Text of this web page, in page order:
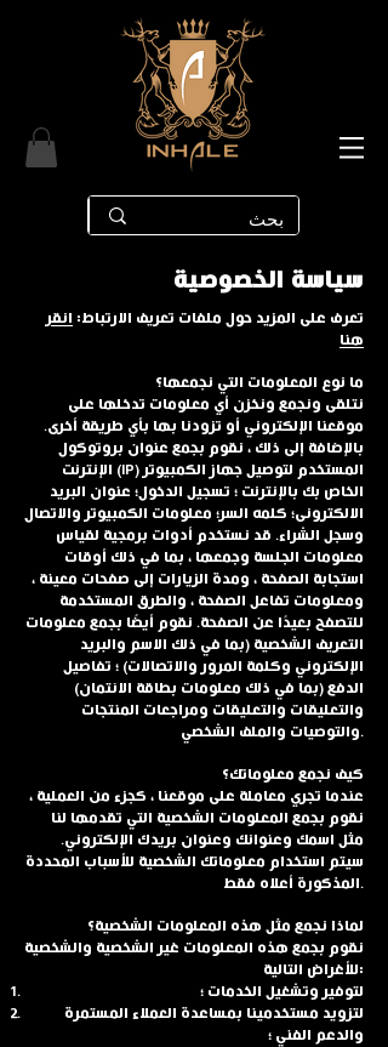
سياسة الخصوصية
تعرف على المزيد حول ملفات تعريف الارتباط: انقر
هنا
ما نوع المعلومات التي نجمعها؟
نتلقى ونجمع ونخزن أي معلومات تدخلها على
موقعنا الإلكتروني أو تزودنا بها بأي طريقة أخرى.
بالإضافة إلى ذلك ، نقوم بجمع عنوان بروتوكول
الإنترنت (IP) المستخدم لتوصيل جهاز الكمبيوتر
الخاص بك بالإنترنت ؛ تسجيل الدخول؛ عنوان البريد
الالكترونى؛ كلمه السر؛ معلومات الكمبيوتر والاتصال
وسجل الشراء. قد نستخدم أدوات برمجية لقياس
معلومات الجلسة وجمعها ، بما في ذلك أوقات
استجابة الصفحة ، ومدة الزيارات إلى صفحات معينة ،
ومعلومات تفاعل الصفحة ، والطرق المستخدمة
للتصفح بعيدًا عن الصفحة. نقوم أيضًا بجمع معلومات
التعريف الشخصية (بما في ذلك الاسم والبريد
الإلكتروني وكلمة المرور والاتصالات) ؛ تفاصيل
الدفع (بما في ذلك معلومات بطاقة الائتمان)
والتعليقات والتعليقات ومراجعات المنتجات
والتوصيات والملف الشخصي.
كيف نجمع معلوماتك؟
عندما تجري معاملة على موقعنا ، كجزء من العملية ،
نقوم بجمع المعلومات الشخصية التي تقدمها لنا
مثل اسمك وعنوانك وعنوان بريدك الإلكتروني.
سيتم استخدام معلوماتك الشخصية للأسباب المحددة
المذكورة أعلاه فقط.
لماذا نجمع مثل هذه المعلومات الشخصية؟
نقوم بجمع هذه المعلومات غير الشخصية والشخصية
للأغراض التالية:
لتوفير وتشغيل الخدمات ؛
لتزويد مستخدمينا بمساعدة العملاء المستمرة
والدعم الفني ؛